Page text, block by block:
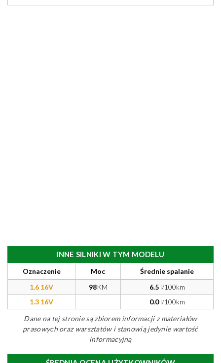
INNE SILNIKI W TYM MODELU
Oznaczenie Moc
Średnie spalanie
1.6 16V
98KM 6.5l/100km
1.3 16V
0.0l/100km
Dane na tej stronie są zbiorem informacji z materiałów
prasowych oraz warsztatów i stanowią jedynie wartość
informacyjną